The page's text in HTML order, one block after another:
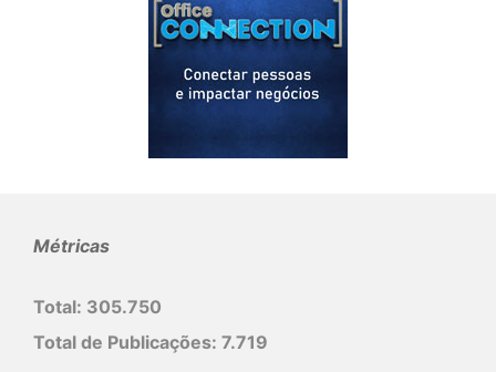
Métricas
Total: 305.750
Total de Publicações: 7.719